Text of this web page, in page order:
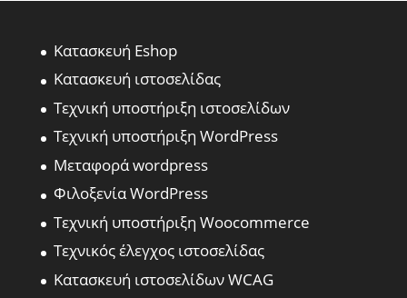
Κατασκευή Eshop
Κατασκευή ιστοσελίδας
Τεχνική υποστήριξη ιστοσελίδων
Τεχνική υποστήριξη WordPress
Μεταφορά wordpress
Φιλοξενία WordPress
Τεχνική υποστήριξη Woocommerce
Τεχνικός έλεγχος ιστοσελίδας
Κατασκευή ιστοσελίδων WCAG